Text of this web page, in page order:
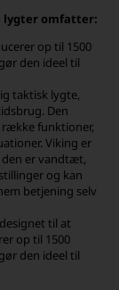
lygter omfatter:
op til 1500
den ideel til
taktisk lygte,
Den
række funktioner,
Viking er
den er vandtæt,
og kan
betjening selv
til at
op til 1500
den ideel til